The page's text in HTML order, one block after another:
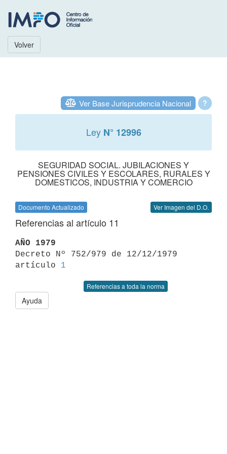
Volver
?
Ver Base Jurisprudencia Nacional
Ley N° 12996
SEGURIDAD SOCIAL. JUBILACIONES Y
PENSIONES CIVILES Y ESCOLARES, RURALES Y
DOMESTICOS, INDUSTRIA Y COMERCIO
Documento Actualizado Ver Imagen del D.O.
Referencias al artículo 11
AÑO 1979
Decreto Nº 752/979 de 12/12/1979
artículo 1
Referencias a toda la norma
Ayuda